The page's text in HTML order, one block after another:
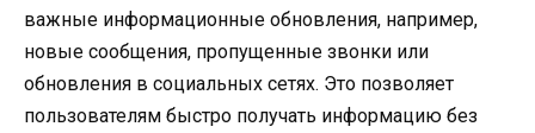
важные информационные обновления, например,
новые сообщения, пропущенные звонки или
обновления в социальных сетях. Это позволяет
пользователям быстро получать информацию без